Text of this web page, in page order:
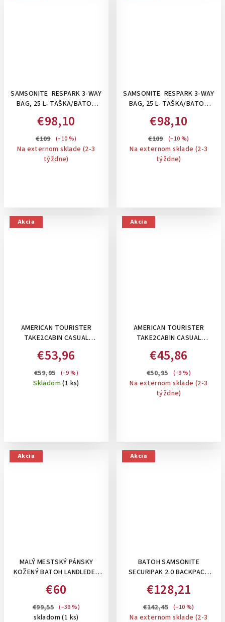
SAMSONITE RESPARK 3-WAY
BAG, 25 L- TAŠKA/BATOH
BLUE
€98,10
€109 (–10 %)
Na externom sklade (2-3
týždne)
SAMSONITE RESPARK 3-WAY
BAG, 25 L- TAŠKA/BATOH
GREEN
€98,10
€109 (–10 %)
Na externom sklade (2-3
týždne)
Akcia
AMERICAN TOURISTER
TAKE2CABIN CASUAL
TAŠKA/BATOH POD
SEDADLO: BLACK
€53,96
€59,95 (–9 %)
Skladom(1 ks)
Akcia
AMERICAN TOURISTER
TAKE2CABIN CASUAL
TAŠKA/BATOH POD SEDADLO
, 26,5 L: BLACK
€45,86
€50,95 (–9 %)
Na externom sklade (2-3
týždne)
Akcia
MALÝ MESTSKÝ PÁNSKY
KOŽENÝ BATOH LANDLEDER
ŠTÝLE- HNEDÝ
€60
€99,55 (–39 %)
skladom(1 ks)
Akcia
BATOH SAMSONITE
SECURIPAK 2.0 BACKPACK
€128,21
€142,45 (–10 %)
Na externom sklade (2-3